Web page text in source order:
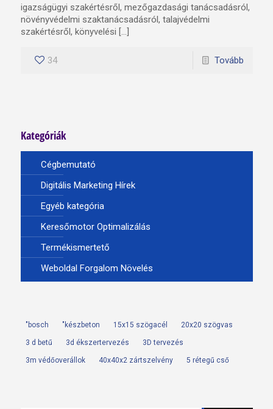
igazságügyi szakértésről, mezőgazdasági tanácsadásról,
növényvédelmi szaktanácsadásról, talajvédelmi
szakértésről, könyvelési […]
34 Tovább
Kategóriák
Cégbemutató
Digitális Marketing Hírek
Egyéb kategória
Keresőmotor Optimalizálás
Termékismertető
Weboldal Forgalom Növelés
"bosch "készbeton 15x15 szögacél 20x20 szögvas
3 d betű 3d ékszertervezés 3D tervezés
3m védőoverállok 40x40x2 zártszelvény 5 rétegű cső